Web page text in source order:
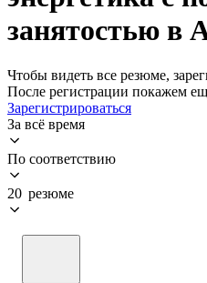
занятостью в
Чтобы видеть все резюме,
После регистрации покажем
Зарегистрироваться
За всё время
По соответствию
20 резюме